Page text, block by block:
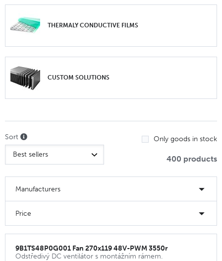
THERMALY CONDUCTIVE FILMS
CUSTOM SOLUTIONS
Sort Only goods in stock
400 products
Manufacturers
Price
9B1TS48P0G001 Fan 270x119 48V-PWM 3550r
Odstředivý DC ventilátor s montážním rámem.